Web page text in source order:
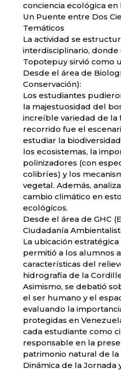
conciencia ecológica en
​Un Puente entre Dos
Temáticos
​La actividad se
interdisciplinario, donde
Topotepuy sirvió como
​Desde el área de
Conservación):
Los estudiantes
la majestuosidad del
increíble variedad de la
recorrido fue el
estudiar la
los ecosistemas, la
polinizadores (con
colibríes) y los
vegetal. Además,
cambio climático en
ecológicos.
​Desde el área de GHC
Ciudadanía
La ubicación
permitió a los alumnos
características del
hidrografía de la
Asimismo, se debatió
el ser humano y el
evaluando la
protegidas en
cada estudiante como
responsable en la
patrimonio natural de la
​Dinámica de la Jornada